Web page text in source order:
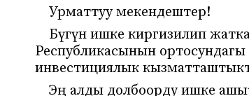
Урматтуу мекендештер!
Бүгүн ишке киргизилип
Республикасынын
инвестициялык
Эң алды долбоорду ишке